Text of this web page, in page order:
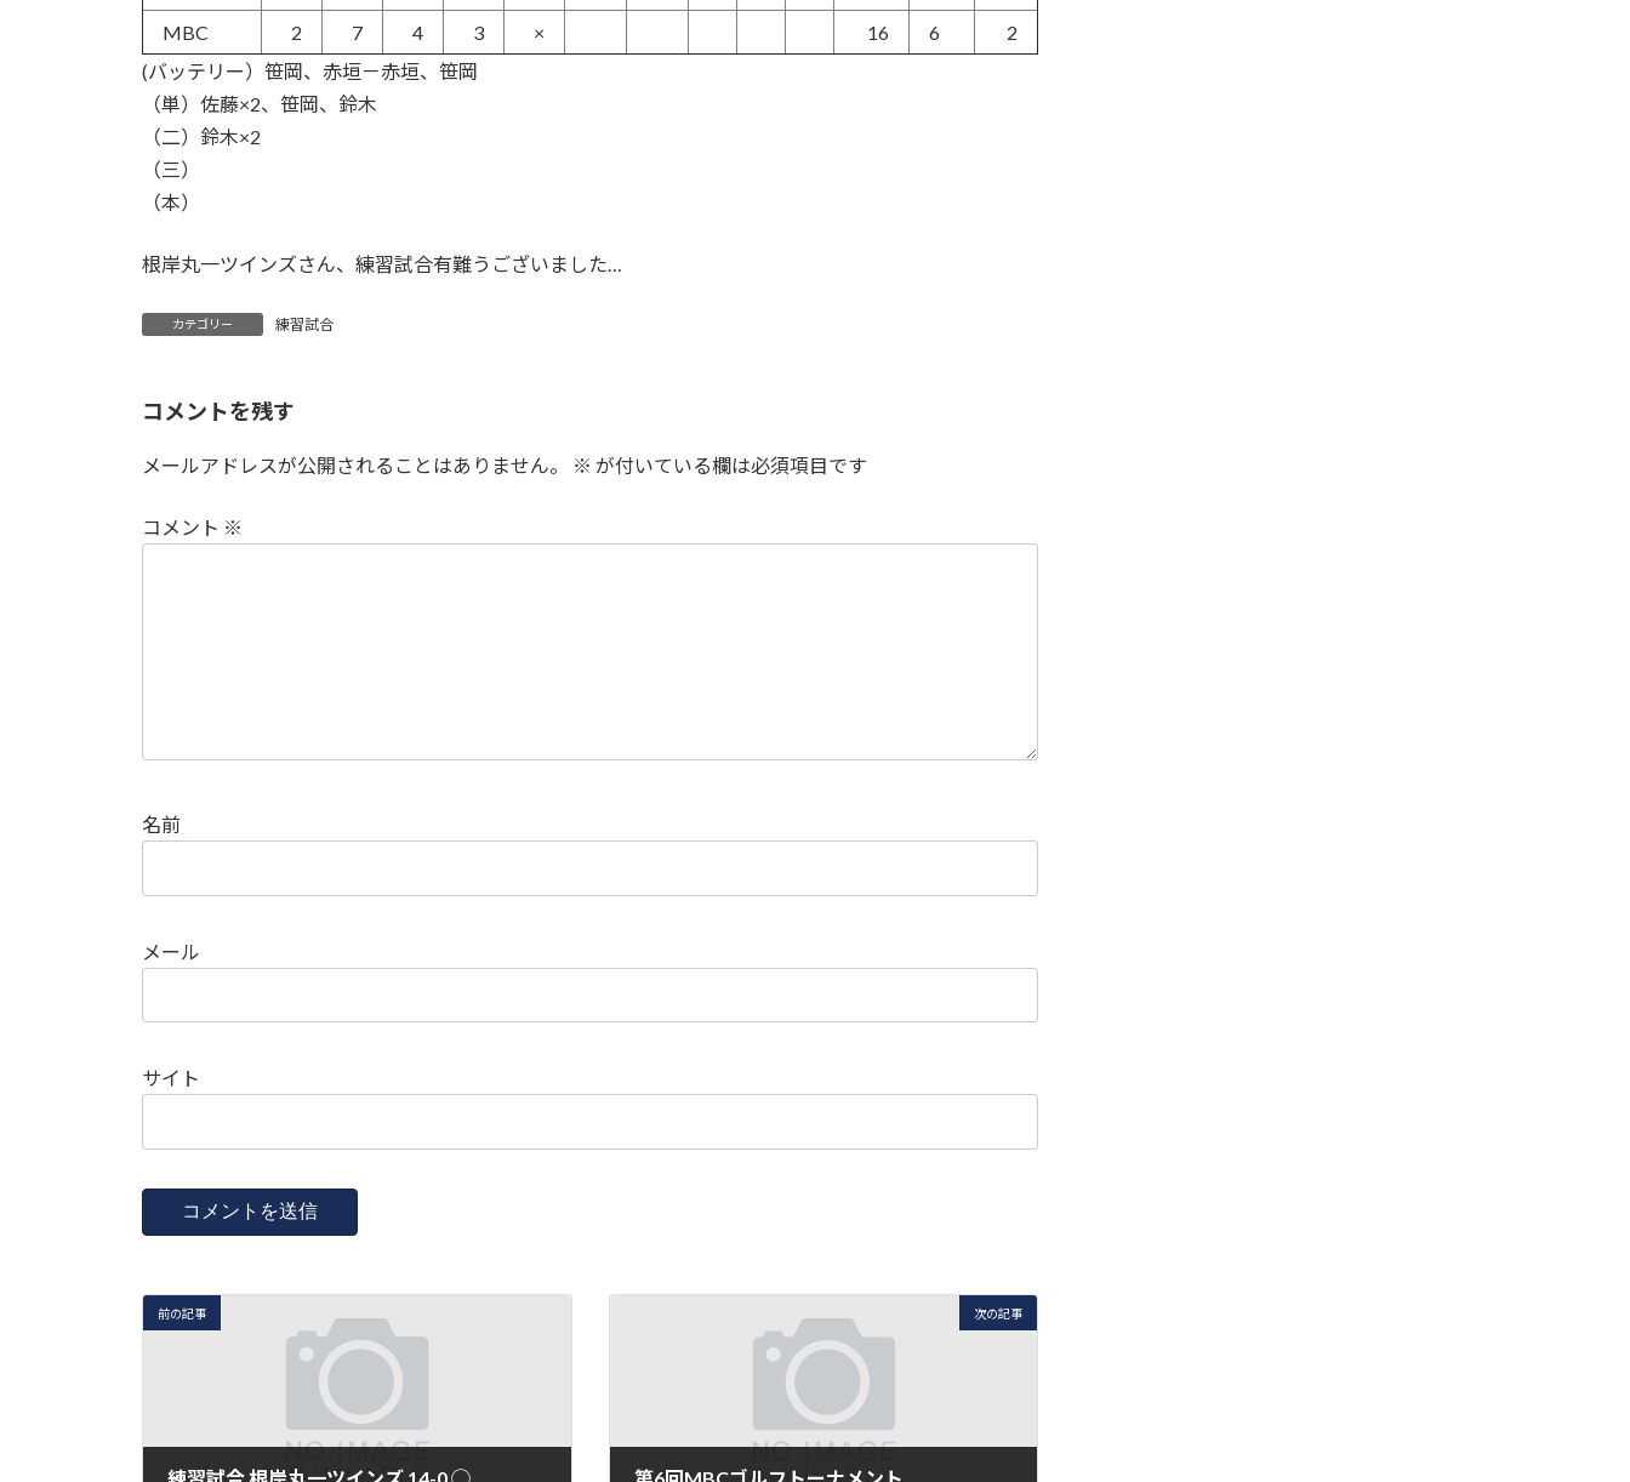
MBC 2 7 4 3 × 16 6
2
(バッテリー）笹岡、赤垣－赤垣、笹岡
（単）佐藤×2、笹岡、鈴木
（二）鈴木×2
（三）
（本）
根岸丸一ツインズさん、練習試合有難うございました…
カテゴリー 練習試合
コメントを残す
メールアドレスが公開されることはありません。 ※ が付いている欄は必須項目です
コメント ※
名前
メール
サイト
前の記事 次の記事